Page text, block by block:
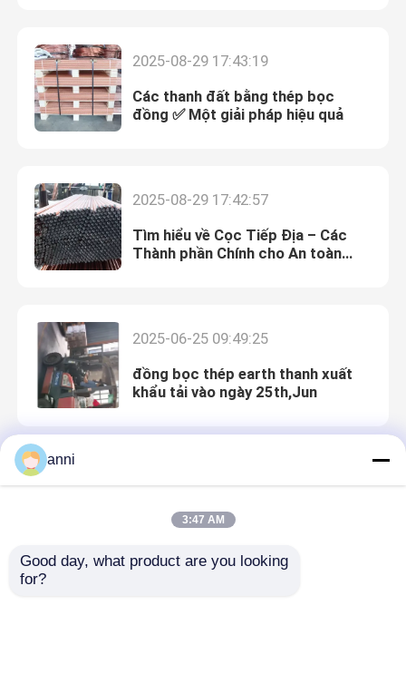
Kiểm soát chất lượng
Liên hệ chúng tôi
Tất cả các trường hợp
que nối đất điện
Que đất 19mm
Que đất 16mm
Thanh nối đất bằng đồng rắn
2025-08-29 17:43:19
Các thanh đất bằng thép bọc
đồng ✅ Một giải pháp hiệu quả
2025-08-29 17:42:57
Tìm hiểu về Cọc Tiếp Địa – Các
Thành phần Chính cho An toàn
2025-06-25 09:49:25
đồng bọc thép earth thanh xuất
khẩu tải vào ngày 25th,Jun
2025-05-29 09:12:31
Triển lãm ở Nam Kinh
anni
3:47 AM
Good day, what product are you looking
for?